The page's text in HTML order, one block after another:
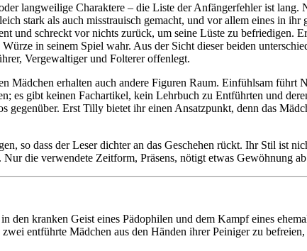
langweilige Charaktere – die Liste der Anfängerfehler ist lang.
stark als auch misstrauisch gemacht, und vor allem eines in ihr
und schreckt vor nichts zurück, um seine Lüste zu befriedigen.
in seinem Spiel wahr. Aus der Sicht dieser beiden
Vergewaltiger und Folterer offenlegt.
Mädchen erhalten auch andere Figuren Raum. Einfühlsam
es gibt keinen Fachartikel, kein Lehrbuch zu Entführten und
Erst Tilly bietet ihr einen Ansatzpunkt, denn das
so dass der Leser dichter an das Geschehen rückt. Ihr Stil ist
die verwendete Zeitform, Präsens, nötigt etwas Gewöhnung
den kranken Geist eines Pädophilen und dem Kampf eines
entführte Mädchen aus den Händen ihrer Peiniger zu